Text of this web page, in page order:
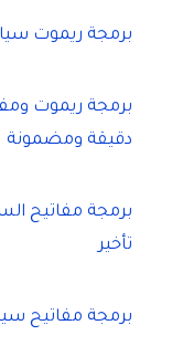
برمجة ريموت
برمجة ريموت
دقيقة ومضمونة
برمجة مفاتيح
تأخير
برمجة مفاتيح